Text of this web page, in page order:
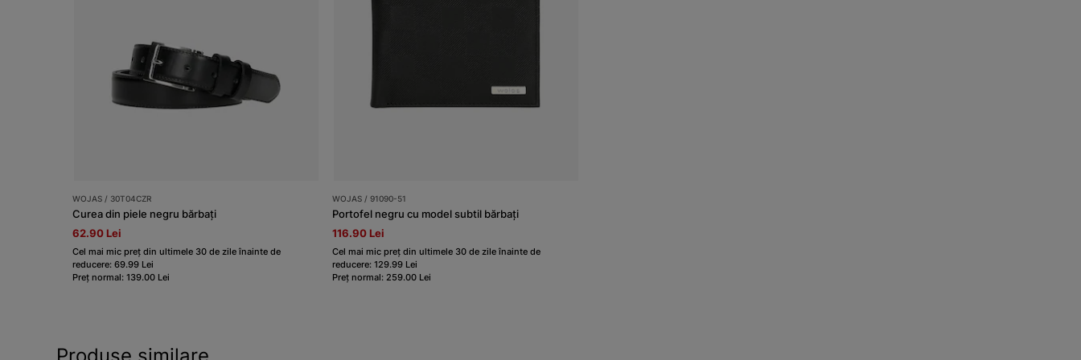
WOJAS / 30T04CZR
Curea din piele negru bărbați
62.90 Lei
Cel mai mic preț din ultimele 30 de zile înainte de
reducere: 69.99 Lei
Preț normal: 139.00 Lei
WOJAS / 91090-51
Portofel negru cu model subtil bărbați
116.90 Lei
Cel mai mic preț din ultimele 30 de zile înainte de
reducere: 129.99 Lei
Preț normal: 259.00 Lei